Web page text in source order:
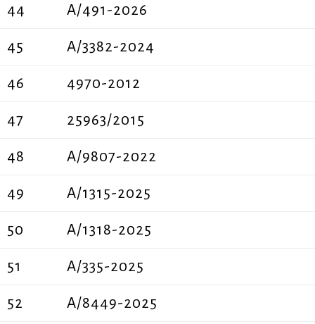
44 A/491-2026
45 A/3382-2024
46 4970-2012
47 25963/2015
48 A/9807-2022
49 A/1315-2025
50 A/1318-2025
51 A/335-2025
52 A/8449-2025